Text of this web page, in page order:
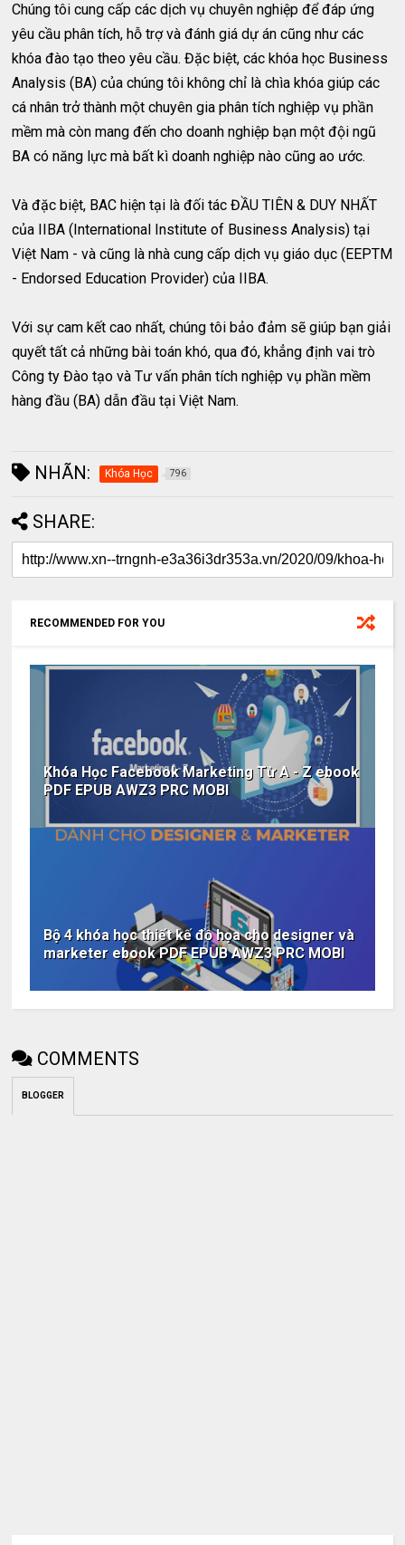
Chúng tôi cung cấp các dịch vụ chuyên nghiệp để đáp ứng
yêu cầu phân tích, hỗ trợ và đánh giá dự án cũng như các
khóa đào tạo theo yêu cầu. Đặc biệt, các khóa học Business
Analysis (BA) của chúng tôi không chỉ là chìa khóa giúp các
cá nhân trở thành một chuyên gia phân tích nghiệp vụ phần
mềm mà còn mang đến cho doanh nghiệp bạn một đội ngũ
BA có năng lực mà bất kì doanh nghiệp nào cũng ao ước.
Và đặc biệt, BAC hiện tại là đối tác ĐẦU TIÊN & DUY NHẤT
của IIBA (International Institute of Business Analysis) tại
Việt Nam - và cũng là nhà cung cấp dịch vụ giáo dục (EEPTM
- Endorsed Education Provider) của IIBA.
Với sự cam kết cao nhất, chúng tôi bảo đảm sẽ giúp bạn giải
quyết tất cả những bài toán khó, qua đó, khẳng định vai trò
Công ty Đào tạo và Tư vấn phân tích nghiệp vụ phần mềm
hàng đầu (BA) dẫn đầu tại Việt Nam.
NHÃN: Khóa Học 796
SHARE:
RECOMMENDED FOR YOU
Khóa Học Facebook Marketing Từ A - Z ebook
PDF EPUB AWZ3 PRC MOBI
Bộ 4 khóa học thiết kế đồ họa cho designer và
marketer ebook PDF EPUB AWZ3 PRC MOBI
COMMENTS
BLOGGER